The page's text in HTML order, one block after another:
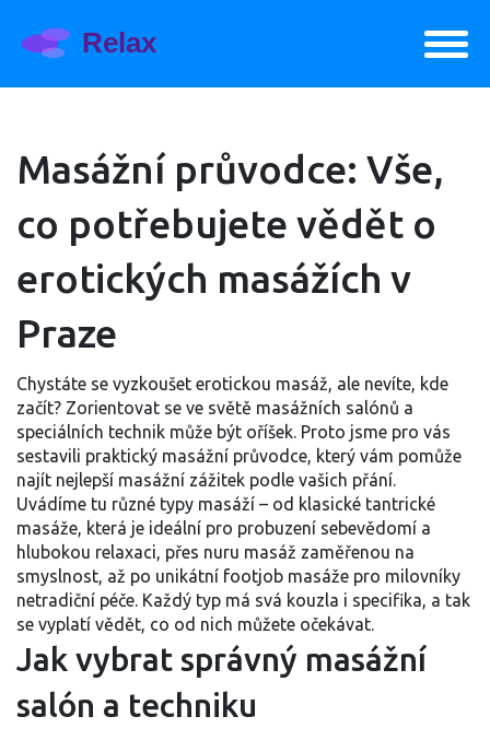
Masážní průvodce: Vše,
co potřebujete vědět o
erotických masážích v
Praze
Chystáte se vyzkoušet erotickou masáž, ale nevíte, kde
začít? Zorientovat se ve světě masážních salónů a
speciálních technik může být oříšek. Proto jsme pro vás
sestavili praktický masážní průvodce, který vám pomůže
najít nejlepší masážní zážitek podle vašich přání.
Uvádíme tu různé typy masáží – od klasické tantrické
masáže, která je ideální pro probuzení sebevědomí a
hlubokou relaxaci, přes nuru masáž zaměřenou na
smyslnost, až po unikátní footjob masáže pro milovníky
netradiční péče. Každý typ má svá kouzla i specifika, a tak
se vyplatí vědět, co od nich můžete očekávat.
Jak vybrat správný masážní
salón a techniku